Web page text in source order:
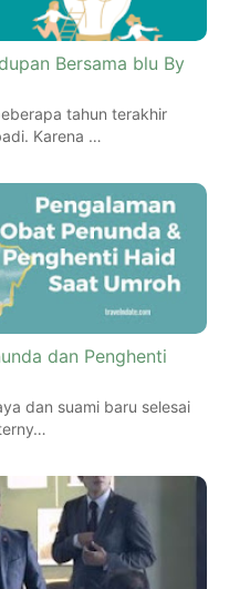
Bersama blu By
tahun terakhir
Karena …
dan Penghenti
dan suami baru selesai